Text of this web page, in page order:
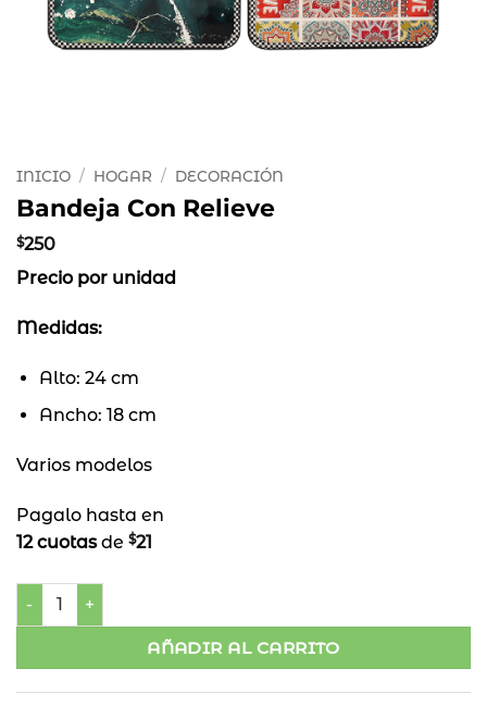
INICIO / HOGAR / DECORACIÓN
Bandeja Con Relieve
$250
Precio por unidad
Medidas:
Alto: 24 cm
Ancho: 18 cm
Varios modelos
Pagalo hasta en
12 cuotasde $21
Bandeja Con Relieve cantidad
AÑADIR AL CARRITO